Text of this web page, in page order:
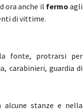
ora anche il fermo agli
di vittime.
fonte, protrarsi per
carabinieri, guardia di
stanze e nella